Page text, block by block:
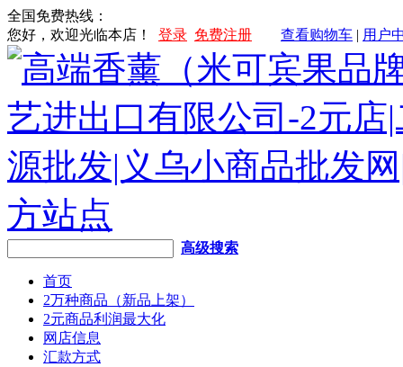
全国免费热线：
您好，欢迎光临本店！
登录 免费注册 查看购物车 | 用户
高级搜索
首页
2万种商品（新品上架）
2元商品利润最大化
网店信息
汇款方式